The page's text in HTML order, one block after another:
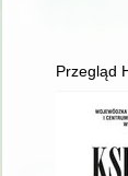
Przegląd